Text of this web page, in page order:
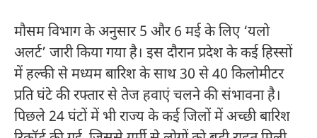
मौसम विभाग के अनुसार 5 और 6 मई के लिए ‘यलो
अलर्ट’ जारी किया गया है। इस दौरान प्रदेश के कई हिस्सों
में हल्की से मध्यम बारिश के साथ 30 से 40 किलोमीटर
प्रति घंटे की रफ्तार से तेज हवाएं चलने की संभावना है।
पिछले 24 घंटों में भी राज्य के कई जिलों में अच्छी बारिश